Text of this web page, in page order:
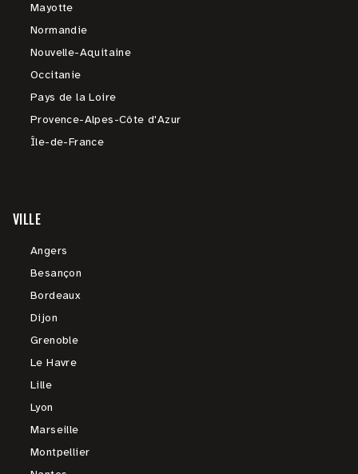
Mayotte
Normandie
Nouvelle-Aquitaine
Occitanie
Pays de la Loire
Provence-Alpes-Côte d'Azur
Île-de-France
VILLE
Angers
Besançon
Bordeaux
Dijon
Grenoble
Le Havre
Lille
Lyon
Marseille
Montpellier